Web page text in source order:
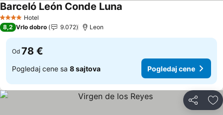
4 ZvezdiceHotel
Barceló León Conde Luna
8,2 Vrlo dobro 9.072 Leon
Od 78 €
Pogledaj cene sa 8 sajtova Pogledaj cene
Deli